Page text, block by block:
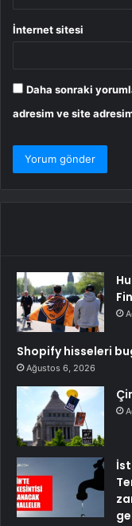
İnternet sitesi
Daha sonraki
adresim ve site
Shopify hisseleri
Ağustos 6, 2026